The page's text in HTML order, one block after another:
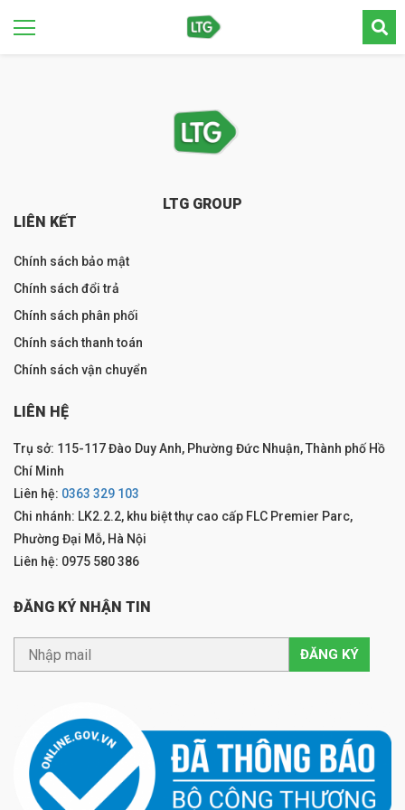
LTG GROUP
LIÊN KẾT
Chính sách bảo mật
Chính sách đổi trả
Chính sách phân phối
Chính sách thanh toán
Chính sách vận chuyển
LIÊN HỆ
Trụ sở: 115-117 Đào Duy Anh, Phường Đức Nhuận, Thành phố Hồ
Chí Minh
Liên hệ: 0363 329 103
Chi nhánh: LK2.2.2, khu biệt thự cao cấp FLC Premier Parc,
Phường Đại Mỗ, Hà Nội
Liên hệ: 0975 580 386
ĐĂNG KÝ NHẬN TIN